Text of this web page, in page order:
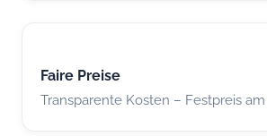
Faire Preise
Transparente Kosten – Festpreis